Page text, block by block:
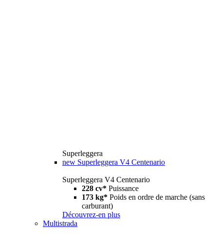
Superleggera
new Superleggera V4 Centenario
Superleggera V4 Centenario
228 cv* Puissance
173 kg* Poids en ordre de marche (sans
carburant)
Découvrez-en plus
Multistrada